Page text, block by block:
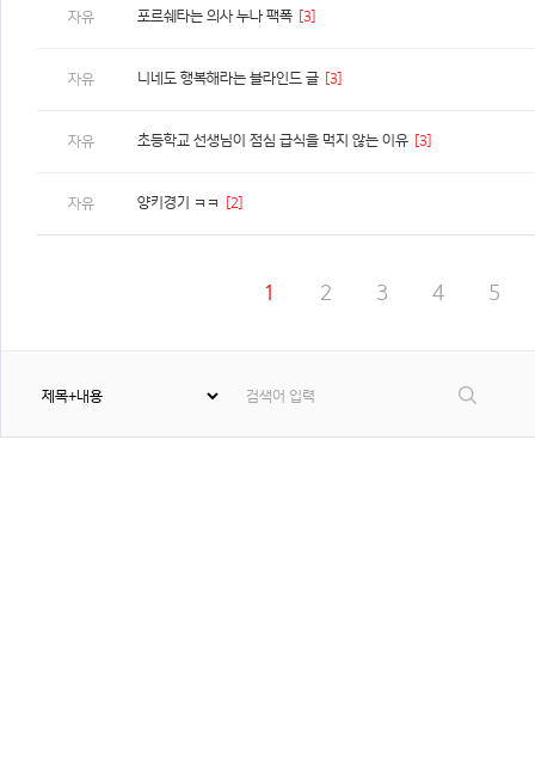
자유 포르쉐타는 의사 누나 팩폭 [3]
자유 니네도 행복해라는 블라인드 글 [3]
자유 초등학교 선생님이 점심 급식을 먹지 않는 이유 [3]
자유 양키경기 ㅋㅋ [2]
1 2 3 4 5